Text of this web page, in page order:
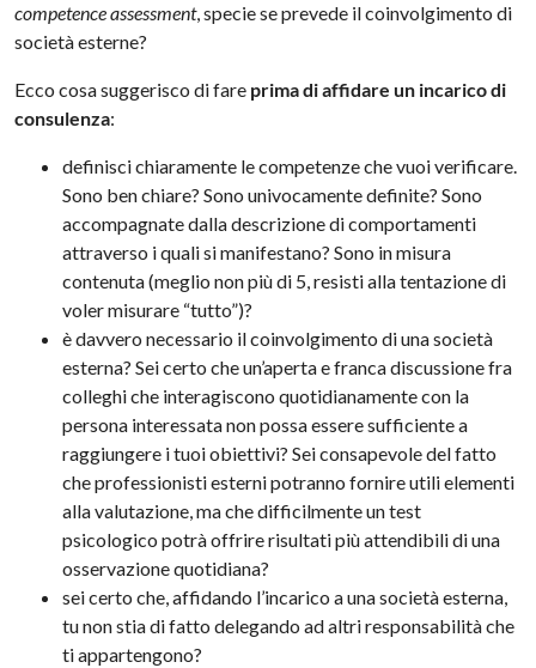
competence assessment, specie se prevede il coinvolgimento di
società esterne?
Ecco cosa suggerisco di fare prima di affidare un incarico di
consulenza:
definisci chiaramente le competenze che vuoi verificare.
Sono ben chiare? Sono univocamente definite? Sono
accompagnate dalla descrizione di comportamenti
attraverso i quali si manifestano? Sono in misura
contenuta (meglio non più di 5, resisti alla tentazione di
voler misurare “tutto”)?
è davvero necessario il coinvolgimento di una società
esterna? Sei certo che un’aperta e franca discussione fra
colleghi che interagiscono quotidianamente con la
persona interessata non possa essere sufficiente a
raggiungere i tuoi obiettivi? Sei consapevole del fatto
che professionisti esterni potranno fornire utili elementi
alla valutazione, ma che difficilmente un test
psicologico potrà offrire risultati più attendibili di una
osservazione quotidiana?
sei certo che, affidando l’incarico a una società esterna,
tu non stia di fatto delegando ad altri responsabilità che
ti appartengono?